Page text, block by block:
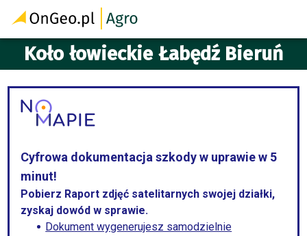
Koło łowieckie Łabędź Bieruń
Cyfrowa dokumentacja szkody w uprawie w 5
minut!
Pobierz Raport zdjęć satelitarnych swojej działki,
zyskaj dowód w sprawie.
Dokument wygenerujesz samodzielnie